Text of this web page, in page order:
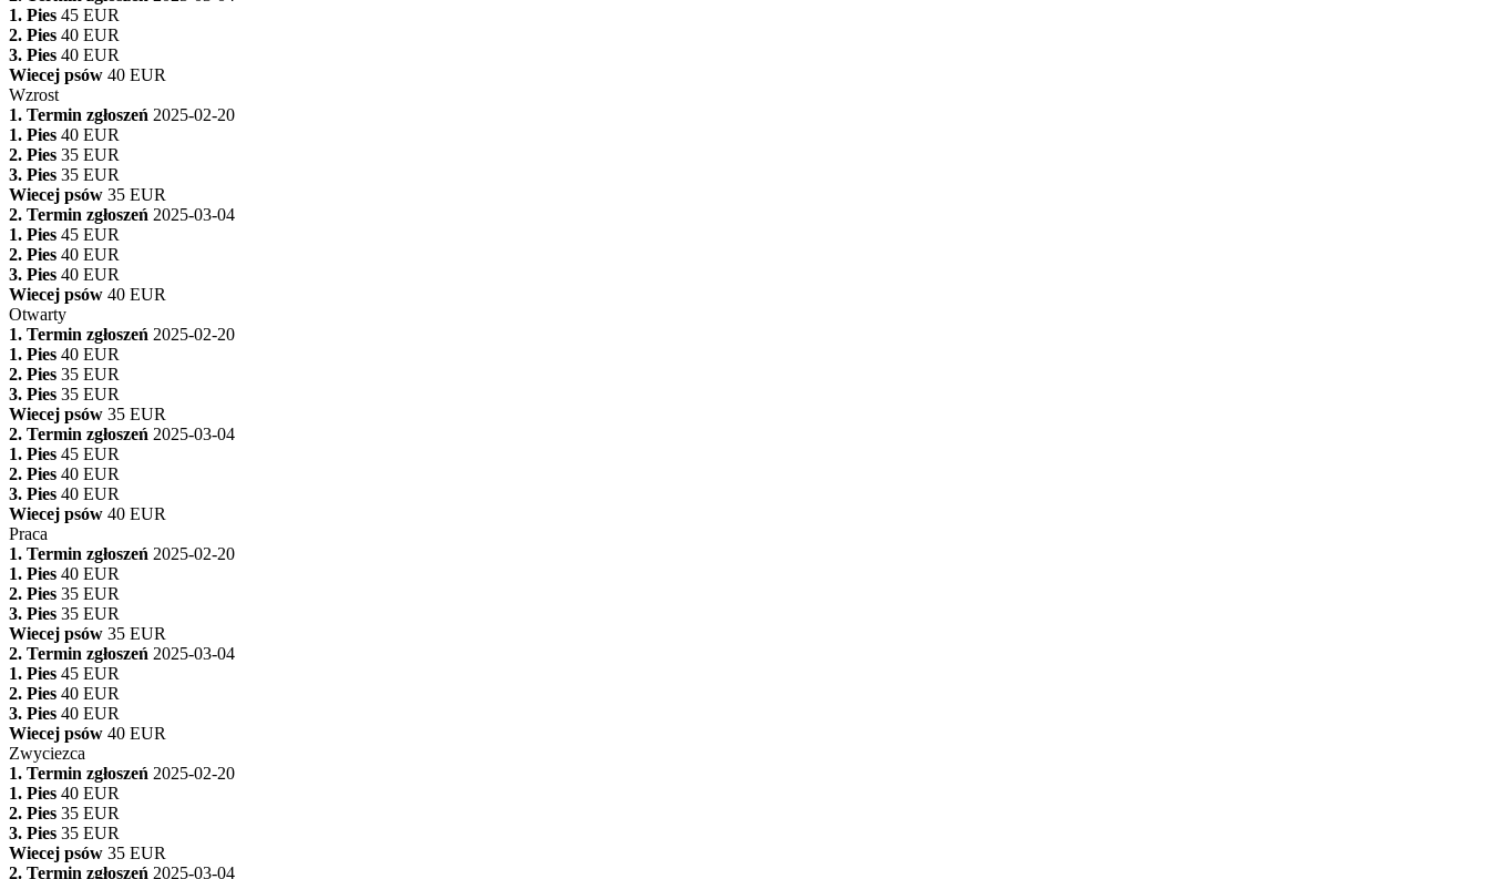
1. Pies 45 EUR
2. Pies 40 EUR
3. Pies 40 EUR
Wiecej psów 40 EUR
Wzrost
1. Termin zgłoszeń 2025-02-20
1. Pies 40 EUR
2. Pies 35 EUR
3. Pies 35 EUR
Wiecej psów 35 EUR
2. Termin zgłoszeń 2025-03-04
1. Pies 45 EUR
2. Pies 40 EUR
3. Pies 40 EUR
Wiecej psów 40 EUR
Otwarty
1. Termin zgłoszeń 2025-02-20
1. Pies 40 EUR
2. Pies 35 EUR
3. Pies 35 EUR
Wiecej psów 35 EUR
2. Termin zgłoszeń 2025-03-04
1. Pies 45 EUR
2. Pies 40 EUR
3. Pies 40 EUR
Wiecej psów 40 EUR
Praca
1. Termin zgłoszeń 2025-02-20
1. Pies 40 EUR
2. Pies 35 EUR
3. Pies 35 EUR
Wiecej psów 35 EUR
2. Termin zgłoszeń 2025-03-04
1. Pies 45 EUR
2. Pies 40 EUR
3. Pies 40 EUR
Wiecej psów 40 EUR
Zwyciezca
1. Termin zgłoszeń 2025-02-20
1. Pies 40 EUR
2. Pies 35 EUR
3. Pies 35 EUR
Wiecej psów 35 EUR
2. Termin zgłoszeń 2025-03-04